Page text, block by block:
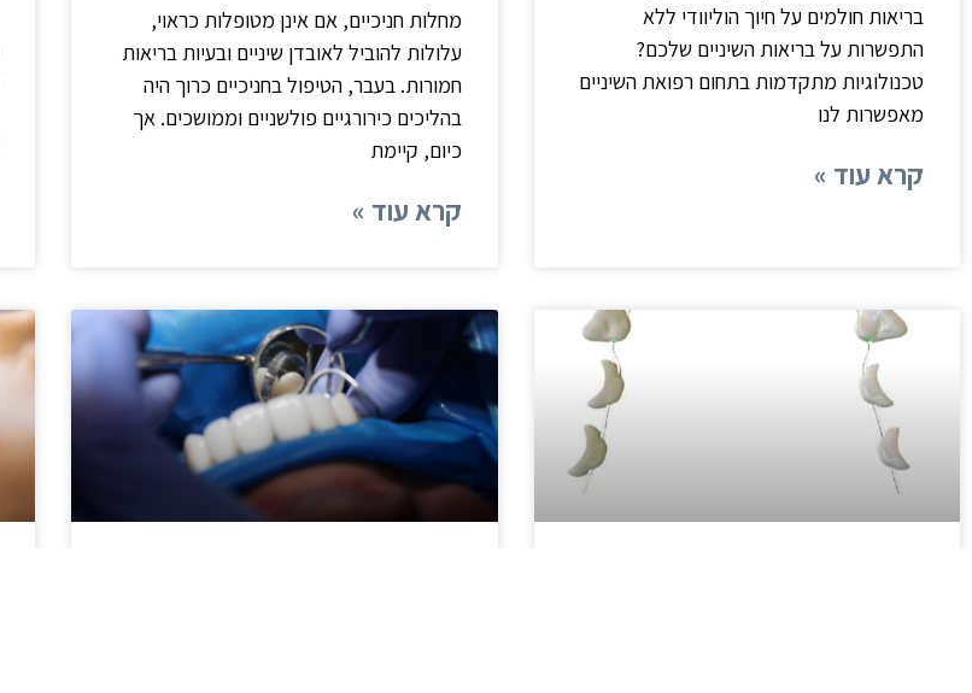
בריאות חולמים על חיוך הוליוודי ללא
התפשרות על בריאות השיניים שלכם?
טכנולוגיות מתקדמות בתחום רפואת השיניים
מאפשרות לנו
קרא עוד »
מחלות חניכיים, אם אינן מטופלות כראוי,
עלולות להוביל לאובדן שיניים ובעיות בריאות
חמורות. בעבר, הטיפול בחניכיים כרוך היה
בהליכים כירורגיים פולשניים וממושכים. אך
כיום, קיימת
קרא עוד »